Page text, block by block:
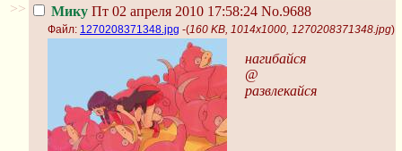
>> Мику Пт 02 апреля 2010 17:58:24 No.9688
Файл: 1270208371348.jpg -(160 KB, 1014x1000, 1270208371348.jpg)
нагибайся
@
развлекайся